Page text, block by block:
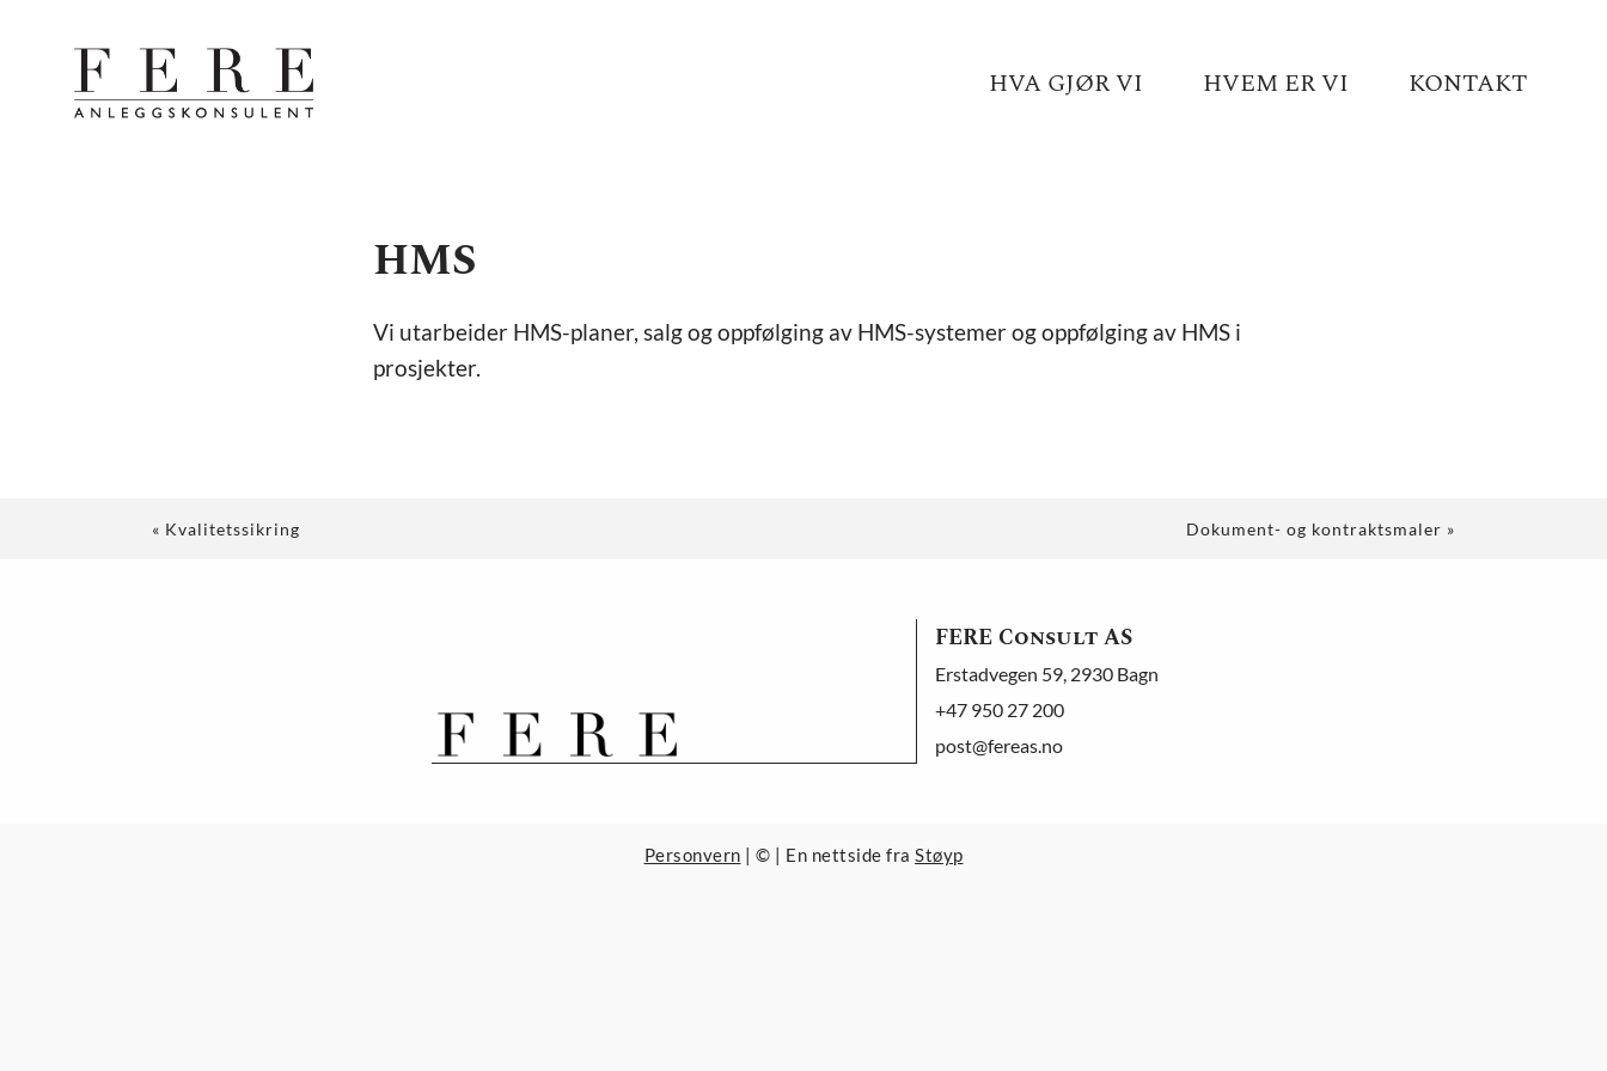
HVA GJØR VI HVEM ER VI KONTAKT
HMS
Vi utarbeider HMS-planer, salg og oppfølging av HMS-systemer og oppfølging av HMS i
prosjekter.
« Kvalitetssikring Dokument- og kontraktsmaler »
FERE Consult AS
Erstadvegen 59, 2930 Bagn
+47 950 27 200
post@fereas.no
Personvern | © | En nettside fra Støyp